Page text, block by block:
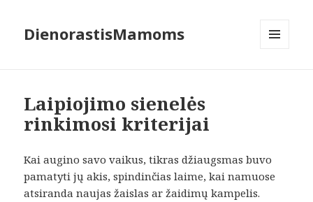
DienorastisMamoms
Laipiojimo sienelės
rinkimosi kriterijai
Kai augino savo vaikus, tikras džiaugsmas buvo
pamatyti jų akis, spindinčias laime, kai namuose
atsiranda naujas žaislas ar žaidimų kampelis.